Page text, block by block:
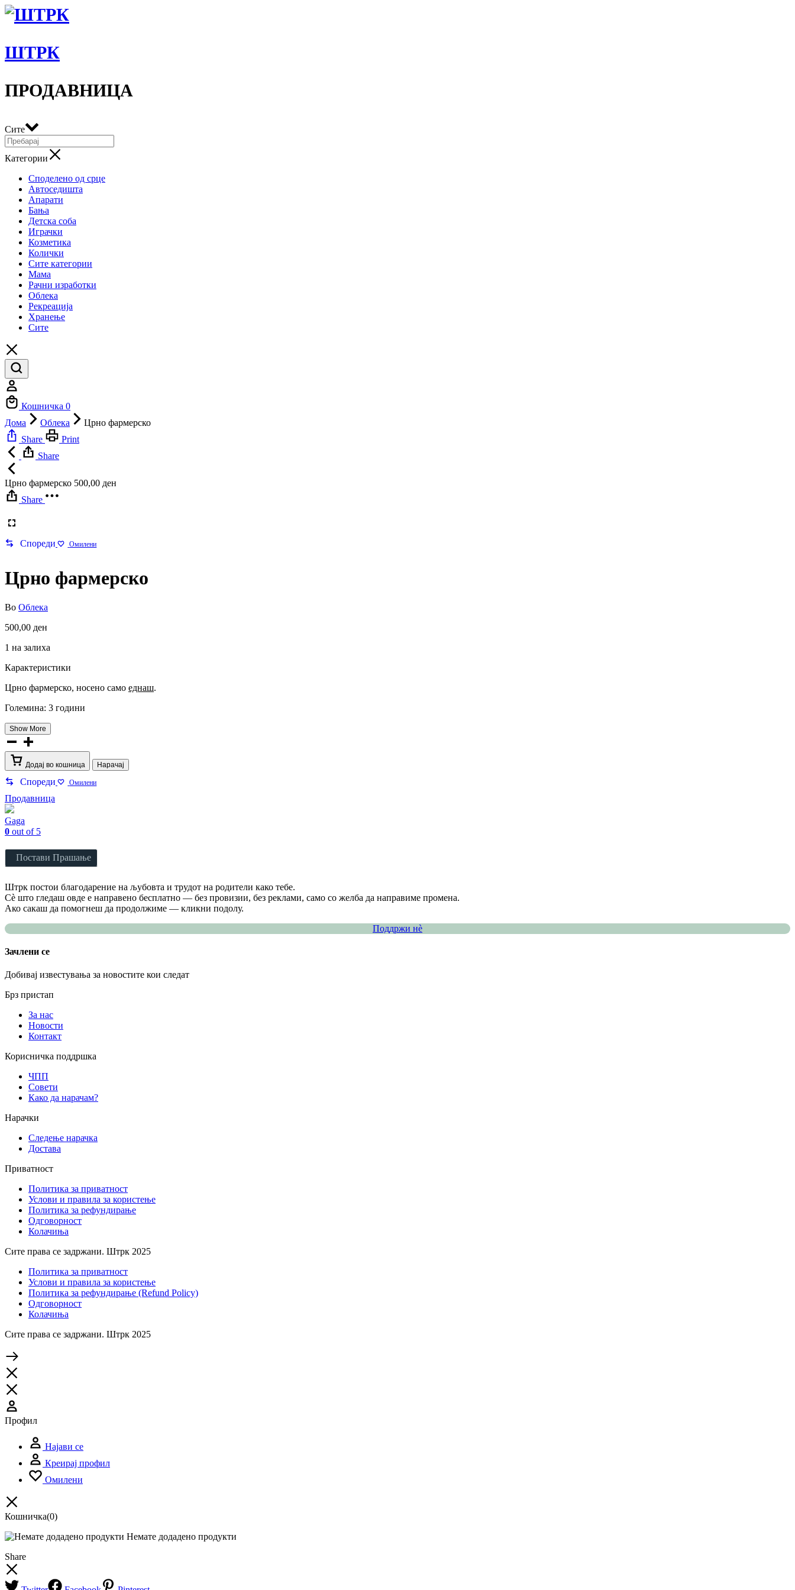
ШТРК
ПРОДАВНИЦА
Сите
Категории
Споделено од срце
Автоседишта
Апарати
Бања
Детска соба
Играчки
Козметика
Колички
Сите категории
Мама
Рачни изработки
Облека
Рекреација
Хранење
Сите
Кошничка 0
Дома
Облека
Црно фармерско
Share
Print
Share
Црно фармерско 500,00 ден
Share
Спореди Омилени
Црно фармерско
Во Облека
500,00 ден
1 на залиха
Карактеристики
Црно фармерско, носено само еднаш.
Големина: 3 години
Show More
Црно
фармерско
количина
Додај во кошница Нарачај
Спореди Омилени
Продавница
Gaga
0 out of 5
Постави Прашање
Штрк постои благодарение на љубовта и трудот на родители како тебе.
Сè што гледаш овде е направено бесплатно — без провизии, без реклами, само со желба да направиме промена.
Ако сакаш да помогнеш да продолжиме — кликни подолу.
Поддржи нѐ
Зачлени се
Добивај известувања за новостите кои следат
Брз пристап
За нас
Новости
Контакт
Корисничка поддршка
ЧПП
Совети
Како да нарачам?
Нарачки
Следење нарачка
Достава
Приватност
Политика за приватност
Услови и правила за користење
Политика за рефундирање
Одговорност
Колачиња
Сите права се задржани. Штрк 2025
Политика за приватност
Услови и правила за користење
Политика за рефундирање (Refund Policy)
Одговорност
Колачиња
Сите права се задржани. Штрк 2025
Профил
Најави се
Креирај профил
Омилени
Кошничка(0)
Немате додадено продукти
Share